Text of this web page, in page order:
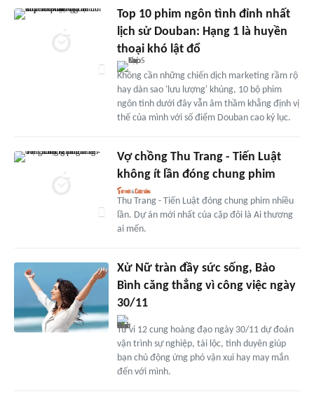
Top 10 phim ngôn tình đỉnh nhất
lịch sử Douban: Hạng 1 là huyền
thoại khó lật đổ
Không cần những chiến dịch marketing rầm rộ
hay dàn sao 'lưu lượng' khủng, 10 bộ phim
ngôn tình dưới đây vẫn âm thầm khẳng định vị
thế của mình với số điểm Douban cao kỷ lục.
Vợ chồng Thu Trang - Tiến Luật
không ít lần đóng chung phim
Thu Trang - Tiến Luật đóng chung phim nhiều
lần. Dự án mới nhất của cặp đôi là Ai thương
ai mến.
Xử Nữ tràn đầy sức sống, Bảo
Bình căng thẳng vì công việc ngày
30/11
Tử vi 12 cung hoàng đạo ngày 30/11 dự đoán
vận trình sự nghiệp, tài lộc, tình duyên giúp
bạn chủ động ứng phó vận xui hay may mắn
đến với mình.